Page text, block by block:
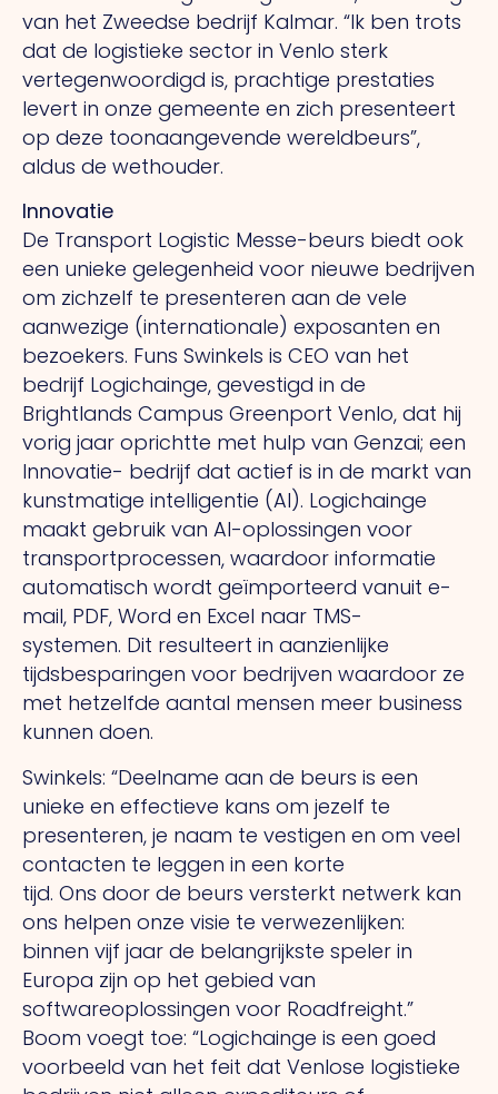
van het Zweedse bedrijf Kalmar. “Ik ben trots
dat de logistieke sector in Venlo sterk
vertegenwoordigd is, prachtige prestaties
levert in onze gemeente en zich presenteert
op deze toonaangevende wereldbeurs”,
aldus de wethouder.
Innovatie
De Transport Logistic Messe-beurs biedt ook
een unieke gelegenheid voor nieuwe bedrijven
om zichzelf te presenteren aan de vele
aanwezige (internationale) exposanten en
bezoekers. Funs Swinkels is CEO van het
bedrijf Logichainge, gevestigd in de
Brightlands Campus Greenport Venlo, dat hij
vorig jaar oprichtte met hulp van Genzai; een
Innovatie- bedrijf dat actief is in de markt van
kunstmatige intelligentie (AI). Logichainge
maakt gebruik van AI-oplossingen voor
transportprocessen, waardoor informatie
automatisch wordt geïmporteerd vanuit e-
mail, PDF, Word en Excel naar TMS-
systemen. Dit resulteert in aanzienlijke
tijdsbesparingen voor bedrijven waardoor ze
met hetzelfde aantal mensen meer business
kunnen doen.
Swinkels: “Deelname aan de beurs is een
unieke en effectieve kans om jezelf te
presenteren, je naam te vestigen en om veel
contacten te leggen in een korte
tijd. Ons door de beurs versterkt netwerk kan
ons helpen onze visie te verwezenlijken:
binnen vijf jaar de belangrijkste speler in
Europa zijn op het gebied van
softwareoplossingen voor Roadfreight.”
Boom voegt toe: “Logichainge is een goed
voorbeeld van het feit dat Venlose logistieke